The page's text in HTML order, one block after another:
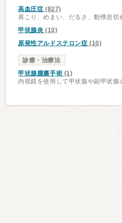
高血圧症 (827)
肩こり、めまい、だるさ、動悸息
甲状腺炎 (10)
原発性アルドステロン症 (10)
診療・治療法
甲状腺腫瘍手術 (1)
内視鏡を使用して甲状腺や副甲状腺